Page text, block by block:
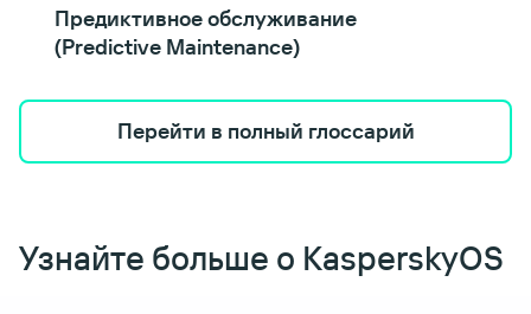
Предиктивное обслуживание
(Predictive Maintenance)
Перейти в полный глоссарий
Узнайте больше о KasperskyOS